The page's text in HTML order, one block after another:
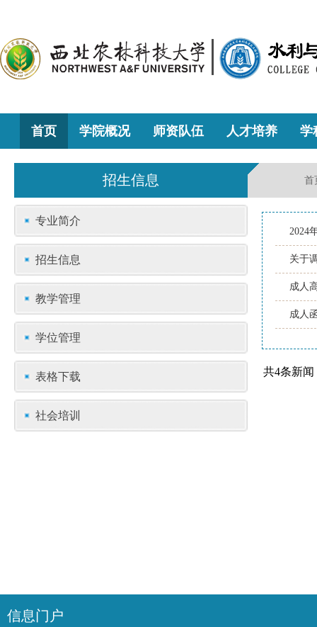
首页 学院概况 师资队伍 人才培养 学
招生信息 首
专业简介
招生信息
教学管理
学位管理
表格下载
社会培训
2024
关于
成人
成人
共4条新
信息门户